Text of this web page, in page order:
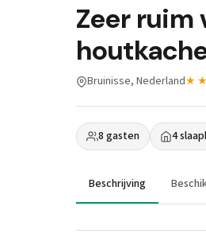
Zeer
Bruinisse, Nederland
8 gasten 4
Beschrijving